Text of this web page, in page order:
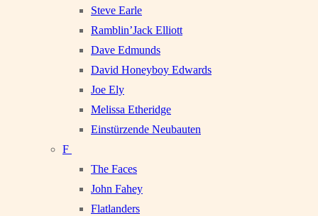
Steve Earle
Ramblin’Jack Elliott
Dave Edmunds
David Honeyboy Edwards
Joe Ely
Melissa Etheridge
Einstürzende Neubauten
F
The Faces
John Fahey
Flatlanders